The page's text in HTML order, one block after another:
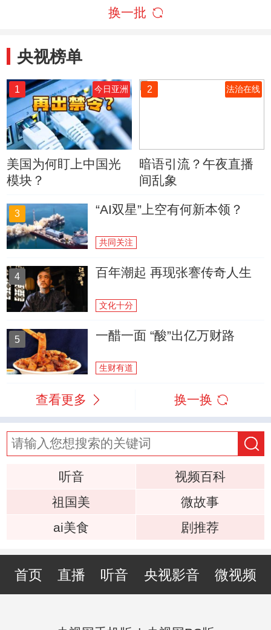
换一批
央视榜单
1 今日亚洲
美国为何盯上中国光
模块？
2 法治在线
暗语引流？午夜直播
间乱象
3 “AI双星”上空有何新本领？
共同关注
4 百年潮起 再现张謇传奇人生
文化十分
5 一醋一面 “酸”出亿万财路
生财有道
查看更多 换一换
听音
视频百科
祖国美
微故事
ai美食
剧推荐
首页 直播 听音 央视影音 微视频